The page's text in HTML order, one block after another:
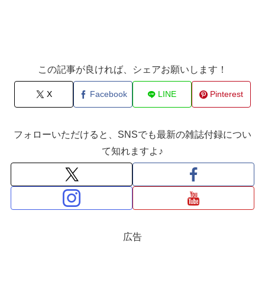
この記事が良ければ、シェアお願いします！
X Facebook LINE Pinterest
フォローいただけると、SNSでも最新の雑誌付録につい
て知れますよ♪
広告